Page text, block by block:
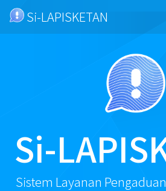
Si-LAPISKETAN
Si-
Sistem Layanan